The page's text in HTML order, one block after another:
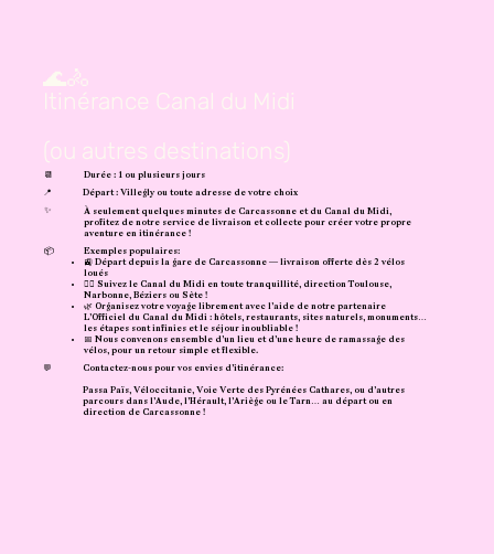
🌊🚴
Itinérance Canal du Midi
(ou autres destinations)
📆
Durée : 1 ou plusieurs jours
📍
Départ : Villegly ou toute adresse de votre choix
✨
À seulement quelques minutes de Carcassonne et du Canal du Midi,
profitez de notre service de livraison et collecte pour créer votre propre
aventure en itinérance !
📦
Exemples populaires:
🚉 Départ depuis la gare de Carcassonne — livraison offerte dès 2 vélos
loués
🚴‍♀️ Suivez le Canal du Midi en toute tranquillité, direction Toulouse,
Narbonne, Béziers ou Sète !
🌿 Organisez votre voyage librement avec l’aide de notre partenaire
L’Officiel du Canal du Midi : hôtels, restaurants, sites naturels, monuments…
les étapes sont infinies et le séjour inoubliable !
📅 Nous convenons ensemble d’un lieu et d’une heure de ramassage des
vélos, pour un retour simple et flexible.
💬
Contactez-nous pour vos envies d’itinérance:
Passa Païs, Véloccitanie, Voie Verte des Pyrénées Cathares, ou d’autres
parcours dans l’Aude, l’Hérault, l’Ariège ou le Tarn… au départ ou en
direction de Carcassonne !